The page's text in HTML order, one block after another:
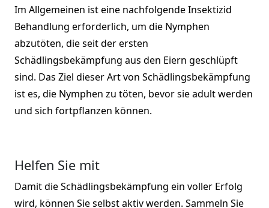
Im Allgemeinen ist eine nachfolgende Insektizid
Behandlung erforderlich, um die Nymphen
abzutöten, die seit der ersten
Schädlingsbekämpfung aus den Eiern geschlüpft
sind. Das Ziel dieser Art von Schädlingsbekämpfung
ist es, die Nymphen zu töten, bevor sie adult werden
und sich fortpflanzen können.
Helfen Sie mit
Damit die Schädlingsbekämpfung ein voller Erfolg
wird, können Sie selbst aktiv werden. Sammeln Sie